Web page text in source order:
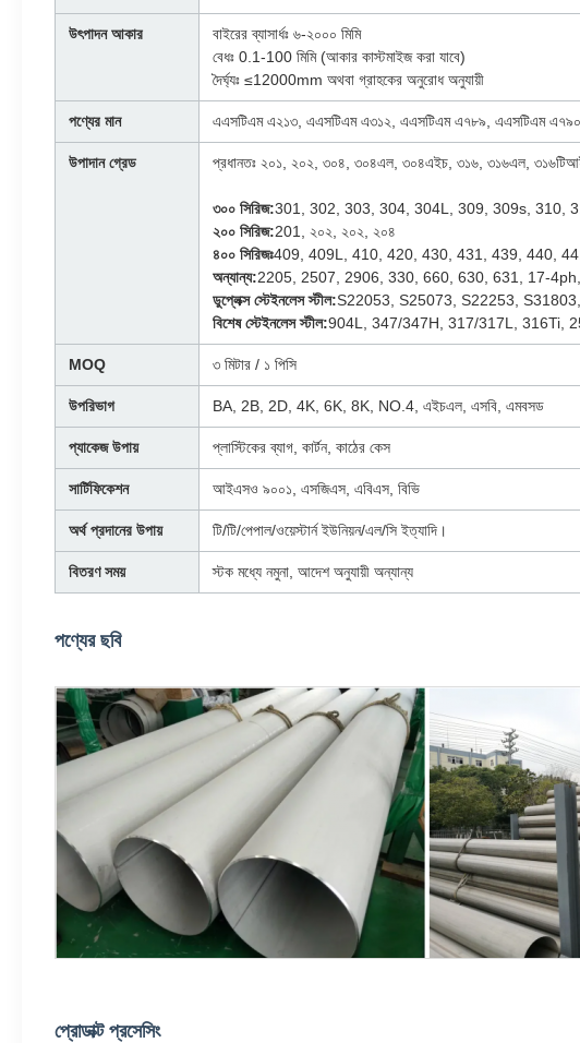
উৎপাদন আকার
বাইরের ব্যাসার্ধঃ ৬-২০০০ মিমি
বেধঃ 0.1-100 মিমি (আকার কাস্টমাইজ করা যাবে)
দৈর্ঘ্যঃ ≤12000mm অথবা গ্রাহকের অনুরোধ অনুযায়ী
পণ্যের মান এএসটিএম এ২১৩, এএসটিএম এ৩১২, এএসটিএম এ৭৮৯, এএসটিএম এ৭৯০
উপাদান গ্রেড প্রধানতঃ ২০১, ২০২, ৩০৪, ৩০৪এল, ৩০৪এইচ, ৩১৬, ৩১৬এল,
৩০০ সিরিজ:301, 302, 303, 304, 304L, 309, 309s, 310,
২০০ সিরিজ:201, ২০২, ২০২, ২০৪
৪০০ সিরিজঃ409, 409L, 410, 420, 430, 431, 439, 440,
অন্যান্য:2205, 2507, 2906, 330, 660, 630, 631, 17-4ph,
ডুপ্লেক্স স্টেইনলেস স্টীল:S22053, S25073, S22253,
বিশেষ স্টেইনলেস স্টীল:904L, 347/347H, 317/317L, 316Ti,
MOQ ৩ মিটার / ১ পিসি
উপরিভাগ BA, 2B, 2D, 4K, 6K, 8K, NO.4, এইচএল, এসবি, এমবসড
প্যাকেজ উপায় প্লাস্টিকের ব্যাগ, কার্টন, কাঠের কেস
সার্টিফিকেশন আইএসও ৯০০১, এসজিএস, এবিএস, বিভি
অর্থ প্রদানের উপায় টি/টি/পেপাল/ওয়েস্টার্ন ইউনিয়ন/এল/সি ইত্যাদি।
বিতরণ সময় স্টক মধ্যে নমুনা, আদেশ অনুযায়ী অন্যান্য
পণ্যের ছবি
প্রোডাক্ট প্রসেসিং